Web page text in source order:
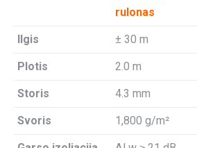
rulonas
Ilgis ± 30 m
Plotis 2.0 m
Storis 4.3 mm
Svoris 1,800 g/m²